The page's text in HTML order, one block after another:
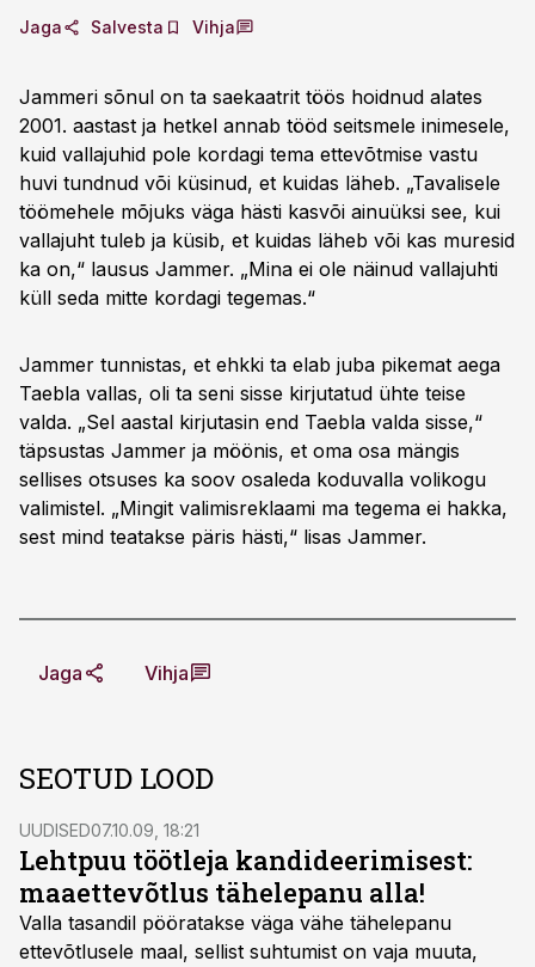
Jaga Salvesta Vihja
Jammeri sõnul on ta saekaatrit töös hoidnud alates
2001. aastast ja hetkel annab tööd seitsmele inimesele,
kuid vallajuhid pole kordagi tema ettevõtmise vastu
huvi tundnud või küsinud, et kuidas läheb. „Tavalisele
töömehele mõjuks väga hästi kasvõi ainuüksi see, kui
vallajuht tuleb ja küsib, et kuidas läheb või kas muresid
ka on,“ lausus Jammer. „Mina ei ole näinud vallajuhti
küll seda mitte kordagi tegemas.“
Jammer tunnistas, et ehkki ta elab juba pikemat aega
Taebla vallas, oli ta seni sisse kirjutatud ühte teise
valda. „Sel aastal kirjutasin end Taebla valda sisse,“
täpsustas Jammer ja möönis, et oma osa mängis
sellises otsuses ka soov osaleda koduvalla volikogu
valimistel. „Mingit valimisreklaami ma tegema ei hakka,
sest mind teatakse päris hästi,“ lisas Jammer.
Jaga Vihja
SEOTUD LOOD
UUDISED07.10.09, 18:21
Lehtpuu töötleja kandideerimisest:
maaettevõtlus tähelepanu alla!
Valla tasandil pööratakse väga vähe tähelepanu
ettevõtlusele maal, sellist suhtumist on vaja muuta,